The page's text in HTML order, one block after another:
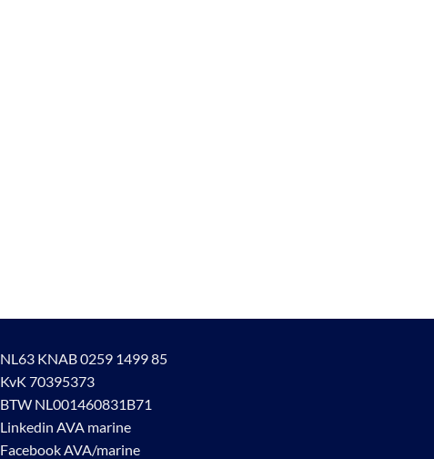
NL63 KNAB 0259 1499 85
KvK 70395373
BTW NL001460831B71
Linkedin AVA marine
Facebook AVA/marine